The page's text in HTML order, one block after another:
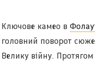
Ключове камео в
головний поворот
Велику війну.